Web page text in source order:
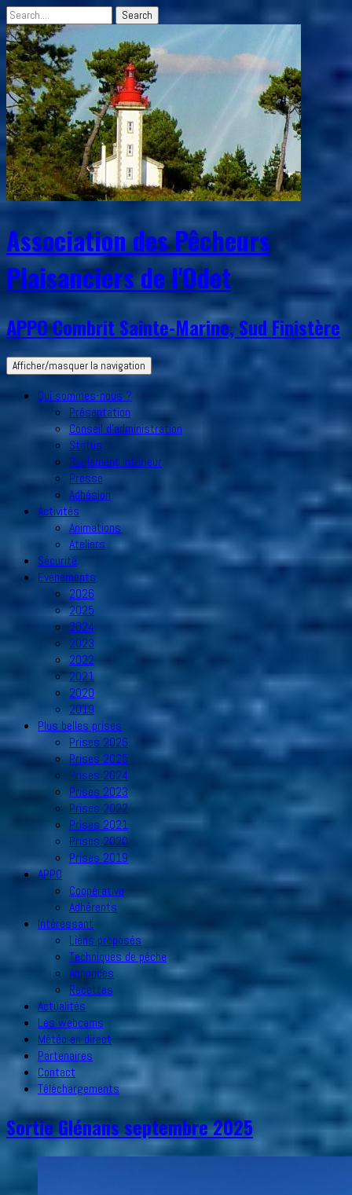
Association des Pêcheurs
Plaisanciers de l'Odet
APPO Combrit Sainte-Marine, Sud Finistère
Afficher/masquer la navigation
Qui sommes-nous ?
Présentation
Conseil d’administration
Status
Règlement intérieur
Presse
Adhésion
Activités
Animations
Ateliers
Sécurité
Evénements
2026
2025
2024
2023
2022
2021
2020
2019
Plus belles prises
Prises 2026
Prises 2025
Prises 2024
Prises 2023
Prises 2022
Prises 2021
Prises 2020
Prises 2019
APPO
Coopérative
Adhérents
Intéressant
Liens proposés
Techniques de pêche
Annonces
Recettes
Actualités
Les webcams
Météo en direct
Partenaires
Contact
Téléchargements
Sortie Glénans septembre 2025